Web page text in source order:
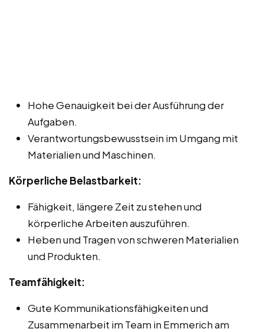
Hohe Genauigkeit bei der Ausführung der
Aufgaben.
Verantwortungsbewusstsein im Umgang mit
Materialien und Maschinen.
Körperliche Belastbarkeit:
Fähigkeit, längere Zeit zu stehen und
körperliche Arbeiten auszuführen.
Heben und Tragen von schweren Materialien
und Produkten.
Teamfähigkeit:
Gute Kommunikationsfähigkeiten und
Zusammenarbeit im Team in Emmerich am